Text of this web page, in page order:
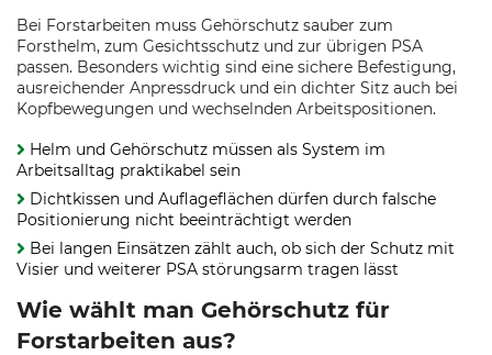
Bei Forstarbeiten muss Gehörschutz sauber zum
Forsthelm, zum Gesichtsschutz und zur übrigen PSA
passen. Besonders wichtig sind eine sichere Befestigung,
ausreichender Anpressdruck und ein dichter Sitz auch bei
Kopfbewegungen und wechselnden Arbeitspositionen.
Helm und Gehörschutz müssen als System im
Arbeitsalltag praktikabel sein
Dichtkissen und Auflageflächen dürfen durch falsche
Positionierung nicht beeinträchtigt werden
Bei langen Einsätzen zählt auch, ob sich der Schutz mit
Visier und weiterer PSA störungsarm tragen lässt
Wie wählt man Gehörschutz für
Forstarbeiten aus?